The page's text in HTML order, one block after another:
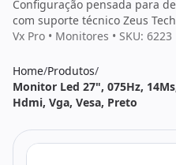
SSD/HD
PC Gamer
Monitores
Configuração pensada para
com suporte técnico Zeus
Vx Pro • Monitores • SKU: 6223
Home/Produtos/
Monitor Led 27", 075Hz,
Hdmi, Vga, Vesa, Preto